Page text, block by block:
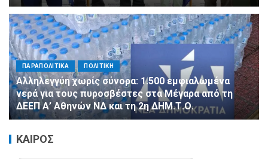
ΠΑΡΑΠΟΛΙΤΙΚΑ ΠΟΛΙΤΙΚΗ
Αλληλεγγύη χωρίς σύνορα: 1.500 εμφιαλωμένα
νερά για τους πυροσβέστες στα Μέγαρα από τη
ΔΕΕΠ Α’ Αθηνών ΝΔ και τη 2η ΔΗΜ.Τ.Ο.
ΚΑΙΡΟΣ